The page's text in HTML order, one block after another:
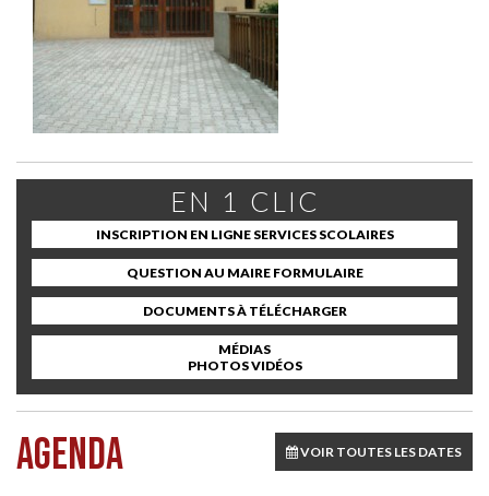
EN 1 CLIC
INSCRIPTION EN LIGNE SERVICES SCOLAIRES
QUESTION AU MAIRE FORMULAIRE
DOCUMENTS À TÉLÉCHARGER
MÉDIAS
PHOTOS VIDÉOS
AGENDA VOIR TOUTES LES DATES